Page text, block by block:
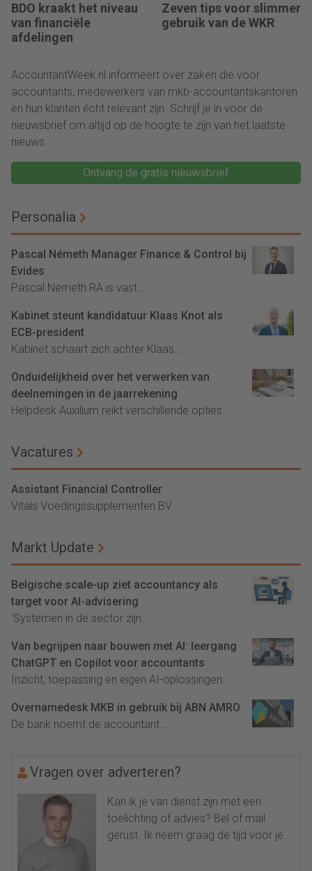
BDO kraakt het niveau
van financiële
afdelingen
Zeven tips voor slimmer
gebruik van de WKR
AccountantWeek.nl informeert over zaken die voor
accountants, medewerkers van mkb-accountantskantoren
en hun klanten écht relevant zijn. Schrijf je in voor de
nieuwsbrief om altijd op de hoogte te zijn van het laatste
nieuws.
Ontvang de gratis nieuwsbrief
Personalia
Pascal Németh Manager Finance & Control bij
Evides
Pascal Németh RA is vast...
Kabinet steunt kandidatuur Klaas Knot als
ECB-president
Kabinet schaart zich achter Klaas...
Onduidelijkheid over het verwerken van
deelnemingen in de jaarrekening
Helpdesk Auxilium reikt verschillende opties...
Vacatures
Assistant Financial Controller
Vitals Voedingssupplementen BV
Markt Update
Belgische scale-up ziet accountancy als
target voor AI-advisering
'Systemen in de sector zijn...
Van begrijpen naar bouwen met AI: leergang
ChatGPT en Copilot voor accountants
Inzicht, toepassing en eigen AI-oplossingen...
Overnamedesk MKB in gebruik bij ABN AMRO
De bank noemt de accountant...
Vragen over adverteren?
Kan ik je van dienst zijn met een
toelichting of advies? Bel of mail
gerust. Ik neem graag de tijd voor je.